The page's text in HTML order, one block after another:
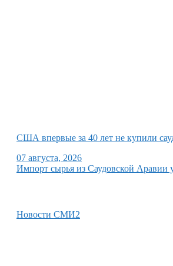
США впервые за 40 лет не купили
07 августа, 2026
Импорт сырья из Саудовской Аравии
Новости СМИ2